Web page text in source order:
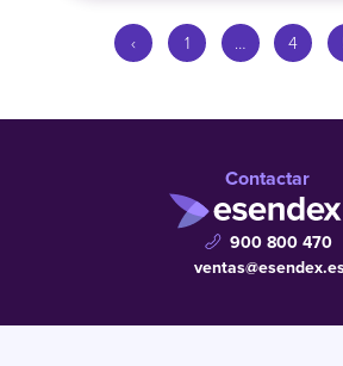
‹ 1 … 4
Contactar
900 800 470